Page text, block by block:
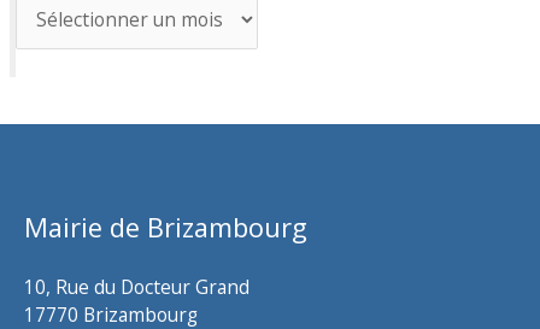
r
h
Mairie de Brizambourg
10, Rue du Docteur Grand
17770 Brizambourg